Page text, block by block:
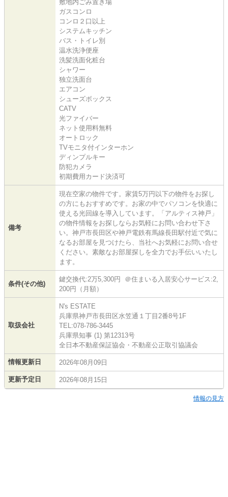
敷地内ごみ置き場
ガスコンロ
コンロ２口以上
システムキッチン
バス・トイレ別
温水洗浄便座
洗髪洗面化粧台
シャワー
独立洗面台
エアコン
シューズボックス
CATV
光ファイバー
ネット使用料無料
オートロック
TVモニタ付インターホン
ディンプルキー
防犯カメラ
初期費用カード決済可
備考
現在空家の物件です。家賃5万円以下の物件をお探し
の方にもおすすめです。お家の中でパソコンを快適に
使える光回線を導入しています。「アルティス神戸」
の物件情報をお探しならお気軽にお問い合わせ下さ
い。神戸市長田区や神戸電鉄有馬線長田駅付近で気に
なるお部屋を見つけたら、当社へお気軽にお問い合せ
ください。素敵なお部屋探しを全力でお手伝いいたし
ます。
条件(その他)
鍵交換代:2万5,300円 ＠住まいる入居安心サービス:2,
200円（月額）
取扱会社
N's ESTATE
兵庫県神戸市長田区水笠通１丁目2番8号1F
TEL:078-786-3445
兵庫県知事 (1) 第12313号
全日本不動産保証協会・不動産公正取引協議会
情報更新日 2026年08月09日
更新予定日 2026年08月15日
情報の見方